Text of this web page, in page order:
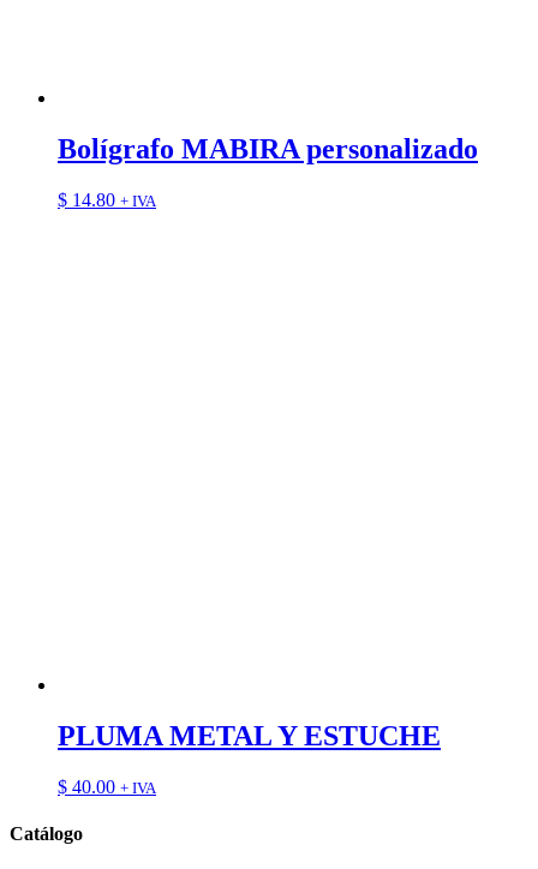
Bolígrafo MABIRA personalizado
$ 14.80 + IVA
PLUMA METAL Y ESTUCHE
$ 40.00 + IVA
Catálogo